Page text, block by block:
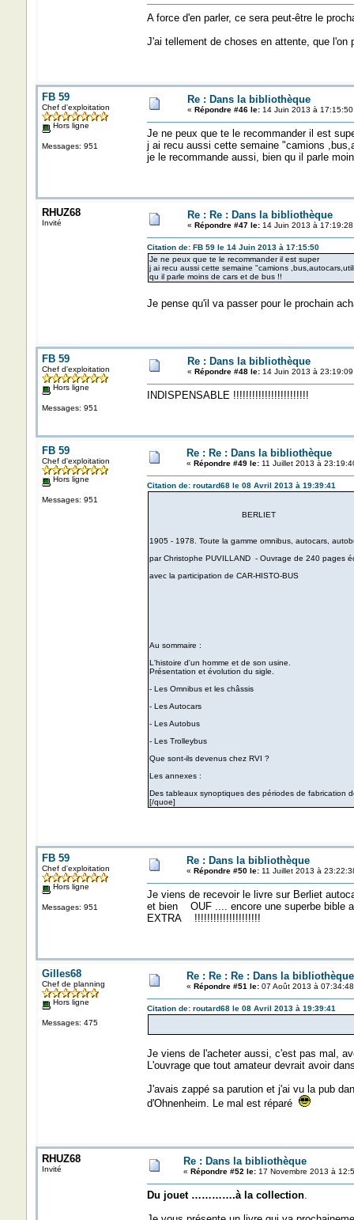
A force d'en parler, ce sera peut-être le
J'ai tellement de choses en attente, que l'on
FB 59
Chef d'exploitation
Hors ligne
Messages: 951
Re : Dans la bibliothèque
« Répondre #46 le:14 Juin 2013 à 17:15:50
Je ne peux que te le recommander il est
j ai recu aussi cette semaine "camions
je le recommande aussi, bien qu il parle
RHUZ68
Invité
Re : Re : Dans la bibliothèque
« Répondre #47 le:14 Juin 2013 à 17:19:28
Citation de: FB 59 le 14 Juin 2013 à 17:15:50
Je ne peux que te le recommander il est super
j ai recu aussi cette semaine "camions
qu il parle moins de cars et de bus !!
Je pense qu'il va passer pour le prochain
FB 59
Chef d'exploitation
Hors ligne
Messages: 951
Re : Dans la bibliothèque
« Répondre #48 le:14 Juin 2013 à 23:19:09
INDISPENSABLE !!!!!!!!!!!!!!!!!!!!!!!!
FB 59
Chef d'exploitation
Hors ligne
Messages: 951
Re : Re : Dans la bibliothèque
« Répondre #49 le:11 Juillet 2013 à
Citation de: routard68 le 08 Avril 2013 à 19:39:41
BERLIET
1905 - 1978. Toute la gamme omnibus, autocars,
par Christophe PUVILLAND - Ouvrage de 240 pages
avec la participation de CAR-HISTO-BUS
Au sommaire :
L'histoire d'un homme et de son usine.
Présentation et évolution du sigle.
- Les Omnibus et les châssis
- Les Autocars
- Les Autobus
- Les Trolleybus
Que sont-ils devenus chez RVI ?
Les annexes :
Des tableaux synoptiques des périodes de fabrication
[/quoe]
FB 59
Chef d'exploitation
Hors ligne
Messages: 951
Re : Dans la bibliothèque
« Répondre #50 le:11 Juillet 2013 à
Je viens de recevoir le livre sur Berliet
et bien OUF .... encore une superbe bible
EXTRA !!!!!!!!!!!!!!!!!!!!!
Gilles68
Chef de planning
Hors ligne
Messages: 475
Re : Re : Re : Dans la bibliothèque
« Répondre #51 le:07 Août 2013 à
Citation de: routard68 le 08 Avril 2013 à 19:39:41
Je viens de l'acheter aussi, c'est pas mal,
L'ouvrage que tout amateur devrait avoir
J'avais zappé sa parution et j'ai vu la pub
d'Ohnenheim. Le mal est réparé
RHUZ68
Invité
Re : Dans la bibliothèque
« Répondre #52 le:17 Novembre 2013 à
Du jouet ………….à la collection.